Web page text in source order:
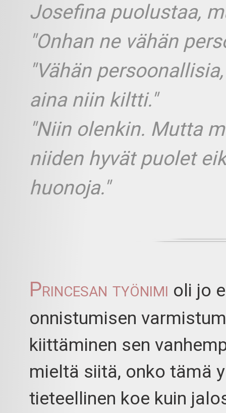
Josefina puolustaa,
"Onhan ne vähän
"Vähän
aina niin kiltti."
"Niin olenkin. Mutta
niiden hyvät puolet
huonoja."
Princesan työnimi oli jo
onnistumisen
kiittäminen sen
mieltä siitä, onko tämä
tieteellinen koe kuin